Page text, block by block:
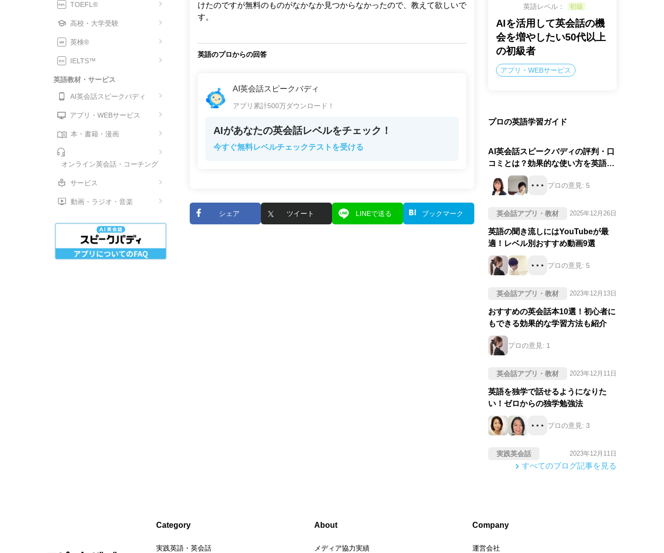
TOEFL®
高校・大学受験
英検®
IELTS™
英語教材・サービス
AI英会話スピークバディ
アプリ・WEBサービス
本・書籍・漫画
オンライン英会話・コーチング
サービス
動画・ラジオ・音楽
けたのですが無料のものがなかなか見つからなかったので、教えて欲しいで
す。
英語のプロからの回答
AI英会話スピークバディ
アプリ累計500万ダウンロード！
AIがあなたの英会話レベルをチェック！
今すぐ無料レベルチェックテストを受ける
シェア ツイート LINEで送る ブックマーク
英語レベル： 初級
AIを活用して英会話の機
会を増やしたい50代以上
の初級者
アプリ・WEBサービス
プロの英語学習ガイド
AI英会話スピークバディの評判・口
コミとは？効果的な使い方を英語の
プロが徹底評価！
プロの意見: 5
英会話アプリ・教材 2025年12月26日
英語の聞き流しにはYouTubeが最
適！レベル別おすすめ動画9選
プロの意見: 5
英会話アプリ・教材 2023年12月13日
おすすめの英会話本10選！初心者に
もできる効果的な学習方法も紹介
プロの意見: 1
英会話アプリ・教材 2023年12月11日
英語を独学で話せるようになりた
い！ゼロからの独学勉強法
プロの意見: 3
実践英会話 2023年12月11日
すべてのブログ記事を見る
Category
実践英語・英会話
About
メディア協力実績
Company
運営会社